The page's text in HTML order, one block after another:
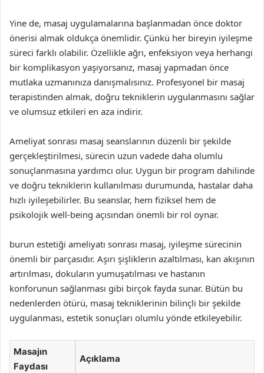
Yine de, masaj uygulamalarına başlanmadan önce doktor
önerisi almak oldukça önemlidir. Çünkü her bireyin iyileşme
süreci farklı olabilir. Özellikle ağrı, enfeksiyon veya herhangi
bir komplikasyon yaşıyorsanız, masaj yapmadan önce
mutlaka uzmanınıza danışmalısınız. Profesyonel bir masaj
terapistinden almak, doğru tekniklerin uygulanmasını sağlar
ve olumsuz etkileri en aza indirir.
Ameliyat sonrası masaj seanslarının düzenli bir şekilde
gerçekleştirilmesi, sürecin uzun vadede daha olumlu
sonuçlanmasına yardımcı olur. Uygun bir program dahilinde
ve doğru tekniklerin kullanılması durumunda, hastalar daha
hızlı iyileşebilirler. Bu seanslar, hem fiziksel hem de
psikolojik well-being açısından önemli bir rol oynar.
burun estetiği ameliyatı sonrası masaj, iyileşme sürecinin
önemli bir parçasıdır. Aşırı şişliklerin azaltılması, kan akışının
artırılması, dokuların yumuşatılması ve hastanın
konforunun sağlanması gibi birçok fayda sunar. Bütün bu
nedenlerden ötürü, masaj tekniklerinin bilinçli bir şekilde
uygulanması, estetik sonuçları olumlu yönde etkileyebilir.
Masajın
Faydası
Açıklama